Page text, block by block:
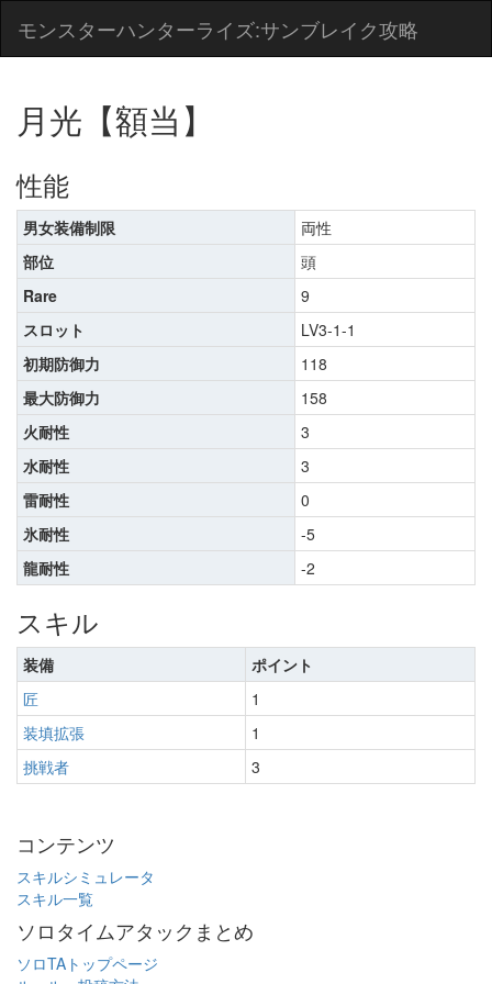
モンスターハンターライズ:サンブレイク攻略
月光【額当】
性能
男女装備制限
両性
部位
頭
Rare
9
スロット
LV3-1-1
初期防御力
118
最大防御力
158
火耐性
3
水耐性
3
雷耐性
0
氷耐性
-5
龍耐性
-2
スキル
装備
ポイント
匠
1
装填拡張
1
挑戦者
3
コンテンツ
スキルシミュレータ
スキル一覧
ソロタイムアタックまとめ
ソロTAトップページ